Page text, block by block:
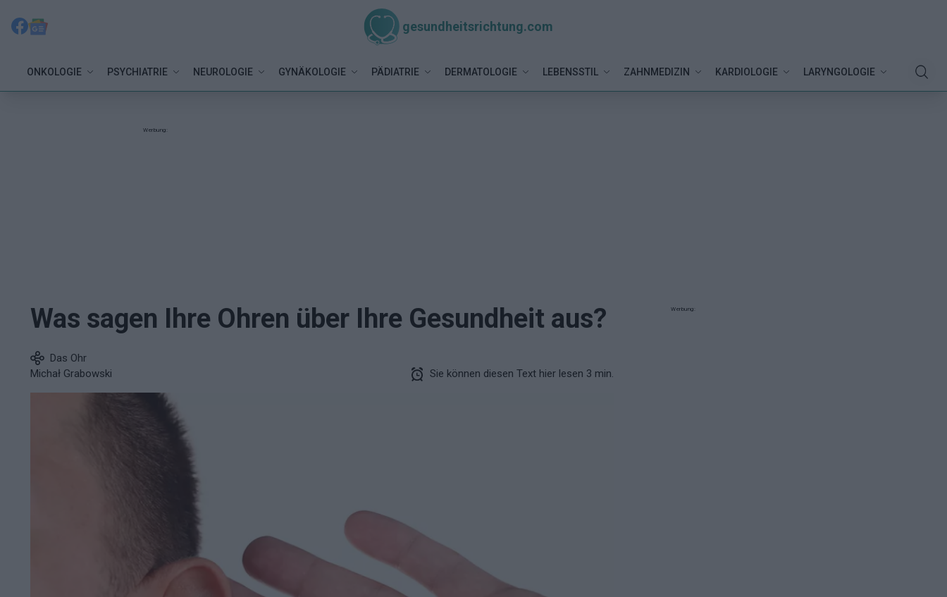
gesundheitsrichtung.com
ONKOLOGIE PSYCHIATRIE NEUROLOGIE GYNÄKOLOGIE PÄDIATRIE DERMATOLOGIE LEBENSSTIL ZAHNMEDIZIN KARDIOLOGIE LARYNGOLOGIE
Werbung:
Was sagen Ihre Ohren über Ihre Gesundheit aus?
Das Ohr
Michał Grabowski
Sie können diesen Text hier lesen 3 min.
Werbung: